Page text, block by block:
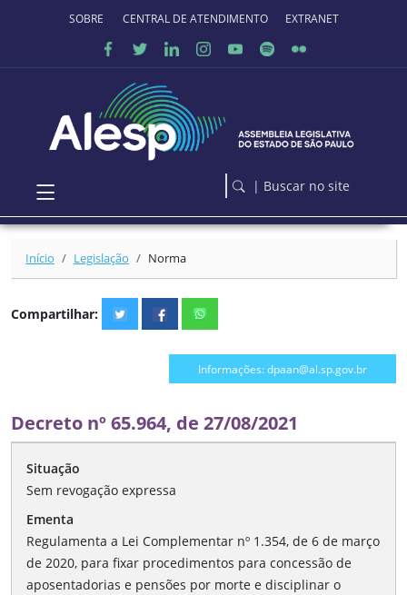
Ir para o conteúdo principal
SOBRE O PORTALCENTRAL DE ATENDIMENTO EXTRANET
| Buscar no site
Início Legislação Norma
Compartilhar:
Informações: dpaan@al.sp.gov.br
Decreto nº 65.964, de 27/08/2021
Situação
Sem revogação expressa
Ementa
Regulamenta a Lei Complementar nº 1.354, de 6 de março
de 2020, para fixar procedimentos para concessão de
aposentadorias e pensões por morte e disciplinar o